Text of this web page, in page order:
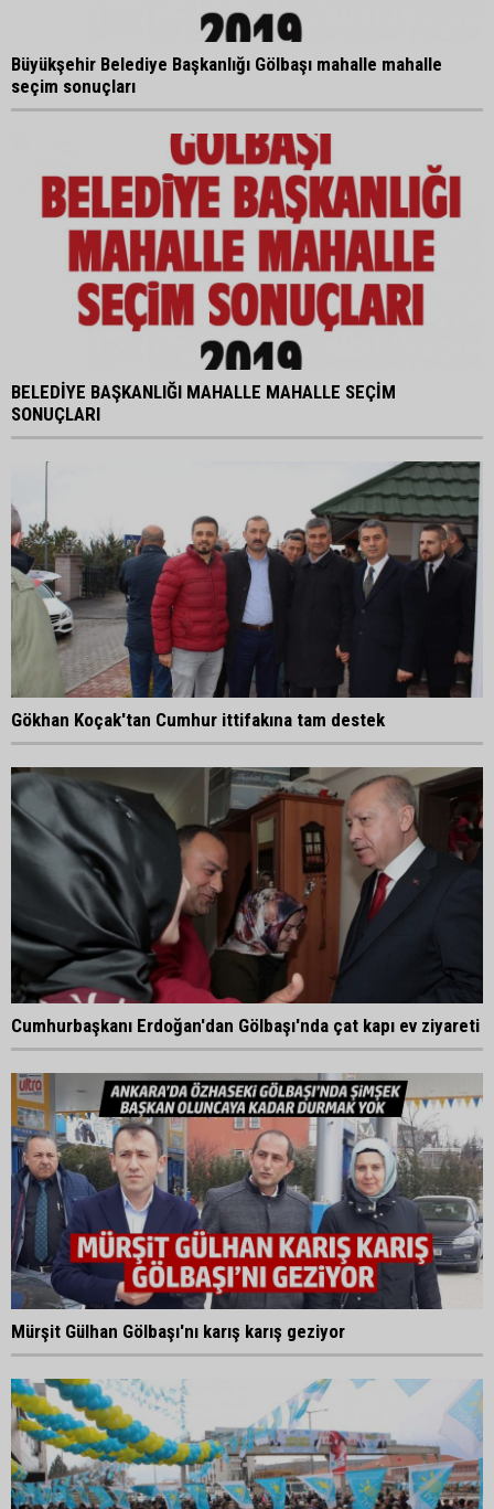
Büyükşehir Belediye Başkanlığı Gölbaşı mahalle mahalle
seçim sonuçları
BELEDİYE BAŞKANLIĞI MAHALLE MAHALLE SEÇİM
SONUÇLARI
Gökhan Koçak'tan Cumhur ittifakına tam destek
Cumhurbaşkanı Erdoğan'dan Gölbaşı'nda çat kapı ev ziyareti
Mürşit Gülhan Gölbaşı'nı karış karış geziyor